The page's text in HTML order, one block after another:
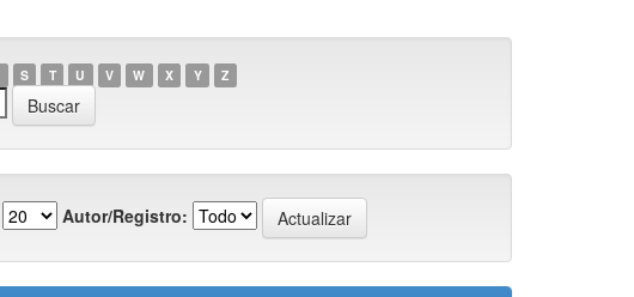
S T U V W X Y Z
Autor/Registro: